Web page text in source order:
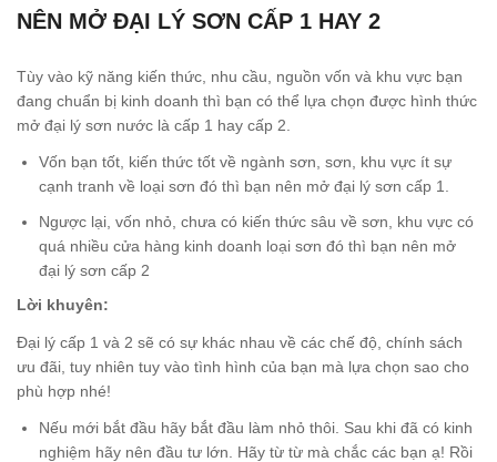
NÊN MỞ ĐẠI LÝ SƠN CẤP 1 HAY 2
Tùy vào kỹ năng kiến thức, nhu cầu, nguồn vốn và khu vực bạn
đang chuẩn bị kinh doanh thì bạn có thể lựa chọn được hình thức
mở đại lý sơn nước là cấp 1 hay cấp 2.
Vốn bạn tốt, kiến thức tốt về ngành sơn, sơn, khu vực ít sự
cạnh tranh về loại sơn đó thì bạn nên mở đại lý sơn cấp 1.
Ngược lại, vốn nhỏ, chưa có kiến thức sâu về sơn, khu vực có
quá nhiều cửa hàng kinh doanh loại sơn đó thì bạn nên mở
đại lý sơn cấp 2
Lời khuyên:
Đại lý cấp 1 và 2 sẽ có sự khác nhau về các chế độ, chính sách
ưu đãi, tuy nhiên tuy vào tình hình của bạn mà lựa chọn sao cho
phù hợp nhé!
Nếu mới bắt đầu hãy bắt đầu làm nhỏ thôi. Sau khi đã có kinh
nghiệm hãy nên đầu tư lớn. Hãy từ từ mà chắc các bạn ạ! Rồi